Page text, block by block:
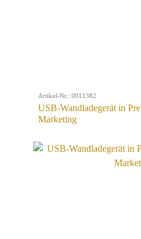
Artikel-Nr.: 0011382
USB-Wandladegerät in
Marketing